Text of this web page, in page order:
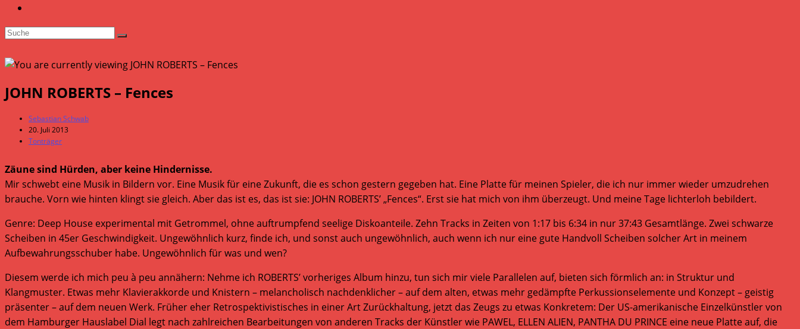
JOHN ROBERTS – Fences
Beitrags-
Autor:
Sebastian Schwab
Beitrag
veröffentlicht:
20. Juli 2013
Beitrags-
Tonträger
Zäune sind Hürden, aber keine Hindernisse.
Mir schwebt eine Musik in Bildern vor. Eine Musik für eine Zukunft, die es schon gestern gegeben hat. Eine Platte für meinen Spieler, die ich nur immer wieder umzudrehen
brauche. Vorn wie hinten klingt sie gleich. Aber das ist es, das ist sie: JOHN ROBERTS’ „Fences“. Erst sie hat mich von ihm überzeugt. Und meine Tage lichterloh bebildert.
Genre: Deep House experimental mit Getrommel, ohne auftrumpfend seelige Diskoanteile. Zehn Tracks in Zeiten von 1:17 bis 6:34 in nur 37:43 Gesamtlänge. Zwei schwarze
Scheiben in 45er Geschwindigkeit. Ungewöhnlich kurz, ﬁnde ich, und sonst auch ungewöhnlich, auch wenn ich nur eine gute Handvoll Scheiben solcher Art in meinem
Aufbewahrungsschuber habe. Ungewöhnlich für was und wen?
Diesem werde ich mich peu à peu annähern: Nehme ich ROBERTS’ vorheriges Album hinzu, tun sich mir viele Parallelen auf, bieten sich förmlich an: in Struktur und
Klangmuster. Etwas mehr Klavierakkorde und Knistern – melancholisch nachdenklicher – auf dem alten, etwas mehr gedämpfte Perkussionselemente und Konzept – geistig
präsenter – auf dem neuen Werk. Früher eher Retrospektivistisches in einer Art Zurückhaltung, jetzt das Zeugs zu etwas Konkretem: Der US-amerikanische Einzelkünstler von
dem Hamburger Hauslabel Dial legt nach zahlreichen Bearbeitungen von anderen Tracks der Künstler wie PAWEL, ELLEN ALIEN, PANTHA DU PRINCE eine neue Platte auf, die